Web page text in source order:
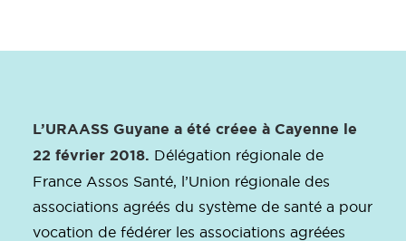
L’URAASS Guyane a été créee à Cayenne le
22 février 2018. Délégation régionale de
France Assos Santé, l’Union régionale des
associations agréés du système de santé a pour
vocation de fédérer les associations agréées